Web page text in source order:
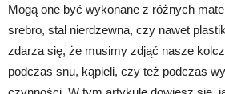
Mogą one być wykonane z różnych
srebro, stal nierdzewna, czy nawet
zdarza się, że musimy zdjąć nasze
podczas snu, kąpieli, czy też podczas